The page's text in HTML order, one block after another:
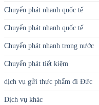
Chuyển phát nhanh quốc tế
Chuyển phát nhanh quốc tế
Chuyển phát nhanh trong nước
Chuyển phát tiết kiệm
dịch vụ gửi thực phẩm đi Đức
Dịch vụ khác